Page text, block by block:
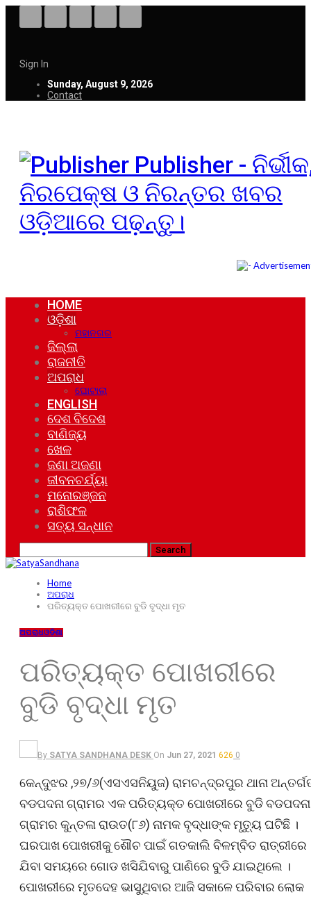
Sign In
Sunday, August 9, 2026
Contact
Publisher -
ନିରପେକ୍ଷ ଓ ନିରନ୍ତର ଖବର
ଓଡ଼ିଆରେ ପଢ଼ନ୍ତୁ।
HOME
ଓଡ଼ିଶା
ମହାନଗର
ଜିଲ୍ଲା
ରାଜନୀତି
ଅପରାଧ
ଘୋଟାଲା
ENGLISH
ଦେଶ ବିଦେଶ
ବାଣିଜ୍ୟ
ଖେଳ
ଜଣା ଅଜଣା
ଜୀବନଚର୍ଯ୍ୟା
ମନୋରଞ୍ଜନ
ରାଶିଫଳ
ସତ୍ୟ ସନ୍ଧାନ
Home
ଅପରାଧ
ପରିତ୍ୟକ୍ତ ପୋଖରୀରେ ବୁଡି ବୃଦ୍ଧା ମୃତ
ଅପରାଧଓଡ଼ିଶା
ପରିତ୍ୟକ୍ତ ପୋଖରୀରେ
ବୁଡି ବୃଦ୍ଧା ମୃତ
By SATYA SANDHANA DESK On Jun 27, 2021 626 0
କେନ୍ଦୁଝର ,୨୭/୬(ଏସଏସନିୟୁଜ) ରାମଚନ୍ଦ୍ରପୁର ଥାନା
ବଡପଦନା ଗ୍ରାମର ଏକ ପରିତ୍ୟକ୍ତ ପୋଖରୀରେ ବୁଡି ବଡପଦନା
ଗ୍ରାମର କୁନ୍ତଳା ରାଉତ(୮୬) ନାମକ ବୃଦ୍ଧାଙ୍କ ମୃତ୍ୟୁ ଘଟିଛି ।
ଘରପାଖ ପୋଖରୀକୁ ଶୌଚ ପାଇଁ ଗତକାଲି ବିଳମ୍ବିତ ରାତ୍ରୀରେ
ଯିବା ସମୟରେ ଗୋଡ ଖସିଯିବାରୁ ପାଣିରେ ବୁଡି ଯାଇଥିଲେ ।
ପୋଖରୀରେ ମୃତଦେହ ଭାସୁଥିବାର ଆଜି ସକାଳେ ପରିବାର ଲୋକ